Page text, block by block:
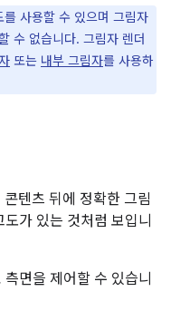
를 사용할 수 있으며 그림자
수 없습니다. 그림자 렌더
또는 내부 그림자를 사용하
텐츠 뒤에 정확한 그림
가 있는 것처럼 보입니
면을 제어할 수 있습니